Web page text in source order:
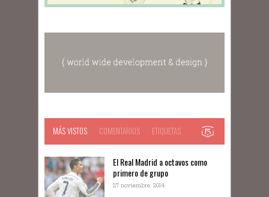
MÁS VISTOS COMENTARIOS ETIQUETAS
El Real Madrid a octavos como
primero de grupo
27 noviembre, 2014